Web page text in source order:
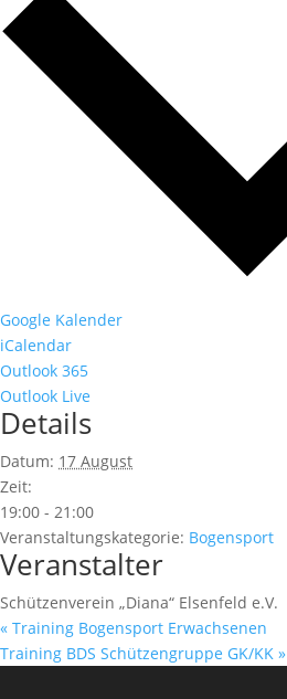
Google Kalender
iCalendar
Outlook 365
Outlook Live
Details
Datum: 17 August
Zeit:
19:00 - 21:00
Veranstaltungskategorie: Bogensport
Veranstalter
Schützenverein „Diana“ Elsenfeld e.V.
« Training Bogensport Erwachsenen
Training BDS Schützengruppe GK/KK »